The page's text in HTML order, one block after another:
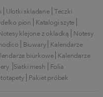
Ulotki składane Teczki
pion
Katalogi szyte
klejone z okładką
Notesy
Biuwary Kalendarze
biurkowe Kalendarze
Siatki mesh
Folia
Pakiet próbek